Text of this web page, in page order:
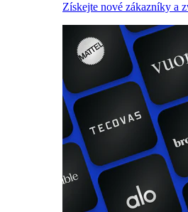
Získejte nové zákazníky a